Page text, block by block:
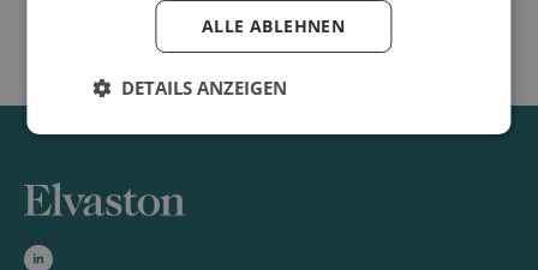
ALLE ABLEHNEN
DETAILS ANZEIGEN